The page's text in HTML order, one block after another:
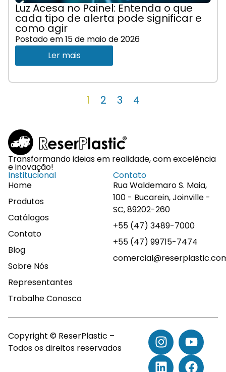
Luz Acesa no Painel: Entenda o que
cada tipo de alerta pode significar e
como agir
Postado em15 de maio de 2026
Ler mais
1 2 3 4
Transformando ideias em realidade, com excelência
e inovação!
Institucional
Home
Produtos
Catálogos
Contato
Blog
Sobre Nós
Representantes
Trabalhe Conosco
Contato
Rua Waldemaro S. Maia,
100 - Bucarein, Joinville -
SC, 89202-260
+55 (47) 3489-7000
+55 (47) 99715-7474
Copyright © ReserPlastic –
Todos os direitos reservados